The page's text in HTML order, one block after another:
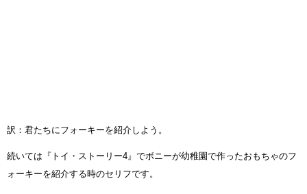
訳：君たちにフォーキーを紹介しよう。
続いては『トイ・ストーリー4』でボニーが幼稚園で作ったおもちゃのフ
ォーキーを紹介する時のセリフです。